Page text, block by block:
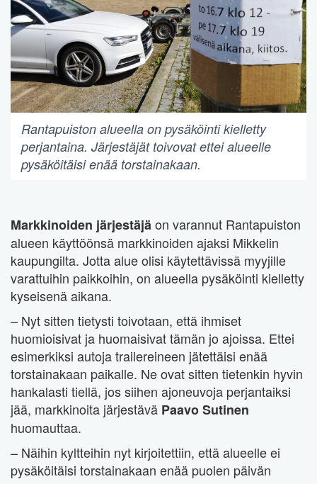
Rantapuiston alueella on pysäköinti kielletty
perjantaina. Järjestäjät toivovat ettei alueelle
pysäköitäisi enää torstainakaan.
Markkinoiden järjestäjäon varannut Rantapuiston
alueen käyttöönsä markkinoiden ajaksi Mikkelin
kaupungilta. Jotta alue olisi käytettävissä myyjille
varattuihin paikkoihin, on alueella pysäköinti kielletty
kyseisenä aikana.
– Nyt sitten tietysti toivotaan, että ihmiset
huomioisivat ja huomaisivat tämän jo ajoissa. Ettei
esimerkiksi autoja trailereineen jätettäisi enää
torstainakaan paikalle. Ne ovat sitten tietenkin hyvin
hankalasti tiellä, jos siihen ajoneuvoja perjantaiksi
jää, markkinoita järjestävä Paavo Sutinen
huomauttaa.
– Näihin kyltteihin nyt kirjoitettiin, että alueelle ei
pysäköitäisi torstainakaan enää puolen päivän